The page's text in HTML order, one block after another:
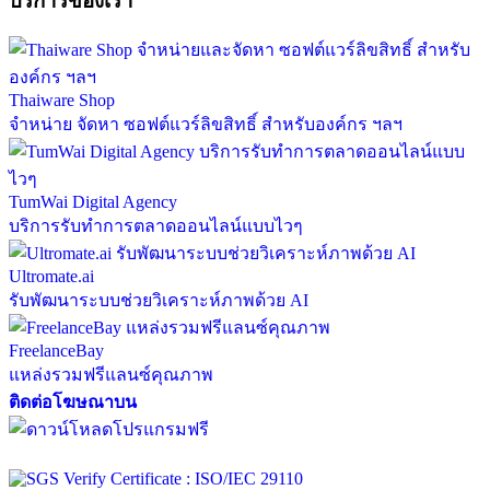
Thaiware Shop
จำหน่าย จัดหา ซอฟต์แวร์ลิขสิทธิ์ สำหรับองค์กร ฯลฯ
TumWai Digital Agency
บริการรับทำการตลาดออนไลน์แบบไวๆ
Ultromate.ai
รับพัฒนาระบบช่วยวิเคราะห์ภาพด้วย AI
FreelanceBay
แหล่งรวมฟรีแลนซ์คุณภาพ
ติดต่อโฆษณาบน